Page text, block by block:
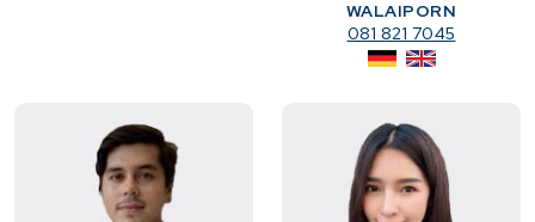
WALAIPORN
081 821 7045